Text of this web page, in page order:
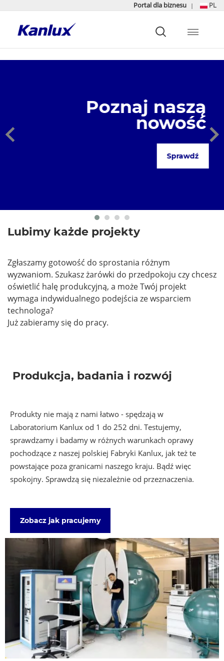
Portal dla biznesu | PL
główna
Kanlux
Poznaj naszą
nowość
Sprawdź
Lubimy każde projekty
Zgłaszamy gotowość do sprostania różnym
wyzwaniom. Szukasz żarówki do przedpokoju czy chcesz
oświetlić halę produkcyjną, a może Twój projekt
wymaga indywidualnego podejścia ze wsparciem
technologa?
Już zabieramy się do pracy.
Produkcja, badania i rozwój
Produkty nie mają z nami łatwo - spędzają w
Laboratorium Kanlux od 1 do 252 dni. Testujemy,
sprawdzamy i badamy w różnych warunkach oprawy
pochodzące z naszej polskiej Fabryki Kanlux, jak też te
powstające poza granicami naszego kraju. Bądź więc
spokojny. Sprawdzą się niezależnie od przeznaczenia.
Zobacz jak pracujemy